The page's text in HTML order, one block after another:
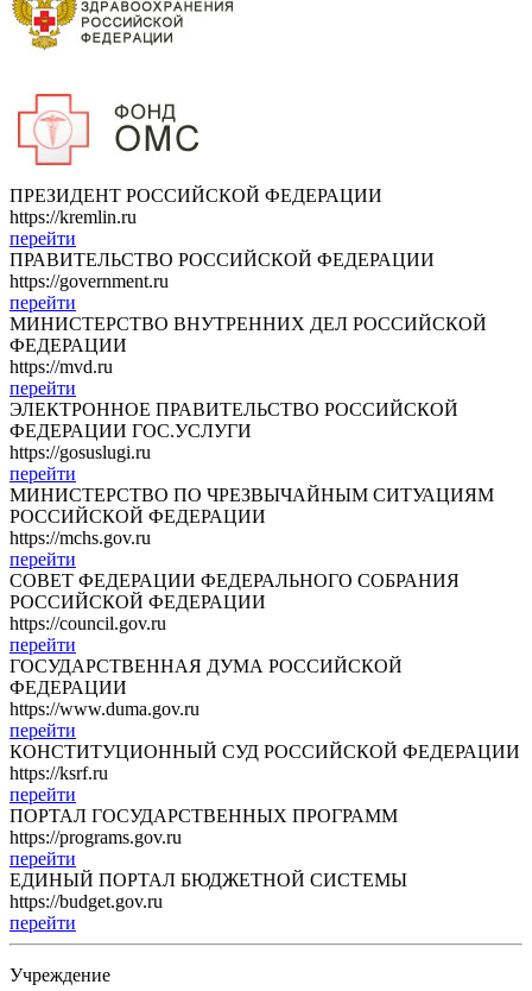
ПРЕЗИДЕНТ РОССИЙСКОЙ ФЕДЕРАЦИИ
https://kremlin.ru
перейти
ПРАВИТЕЛЬСТВО РОССИЙСКОЙ ФЕДЕРАЦИИ
https://government.ru
перейти
МИНИСТЕРСТВО ВНУТРЕННИХ ДЕЛ РОССИЙСКОЙ
ФЕДЕРАЦИИ
https://mvd.ru
перейти
ЭЛЕКТРОННОЕ ПРАВИТЕЛЬСТВО РОССИЙСКОЙ
ФЕДЕРАЦИИ ГОС.УСЛУГИ
https://gosuslugi.ru
перейти
МИНИСТЕРСТВО ПО ЧРЕЗВЫЧАЙНЫМ СИТУАЦИЯМ
РОССИЙСКОЙ ФЕДЕРАЦИИ
https://mchs.gov.ru
перейти
СОВЕТ ФЕДЕРАЦИИ ФЕДЕРАЛЬНОГО СОБРАНИЯ
РОССИЙСКОЙ ФЕДЕРАЦИИ
https://council.gov.ru
перейти
ГОСУДАРСТВЕННАЯ ДУМА РОССИЙСКОЙ
ФЕДЕРАЦИИ
https://www.duma.gov.ru
перейти
КОНСТИТУЦИОННЫЙ СУД РОССИЙСКОЙ ФЕДЕРАЦИИ
https://ksrf.ru
перейти
ПОРТАЛ ГОСУДАРСТВЕННЫХ ПРОГРАММ
https://programs.gov.ru
перейти
ЕДИНЫЙ ПОРТАЛ БЮДЖЕТНОЙ СИСТЕМЫ
https://budget.gov.ru
перейти
Учреждение